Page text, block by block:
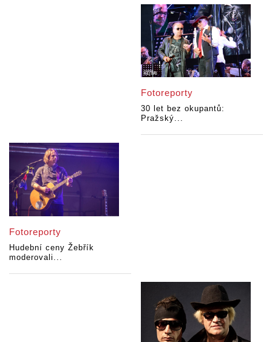
Fotoreporty
30 let bez okupantů:
Pražský...
Fotoreporty
Hudební ceny Žebřík
moderovali...